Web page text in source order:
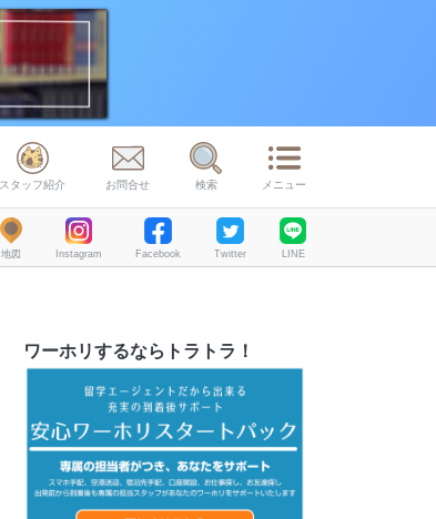
スタッフ紹介 お問合せ 検索 メニュー
地図 Instagram Facebook Twitter LINE
ワーホリするならトラトラ！